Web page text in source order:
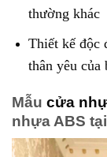
thường khác
Thiết kế độc
thân yêu của
Mẫu cửa
nhựa ABS